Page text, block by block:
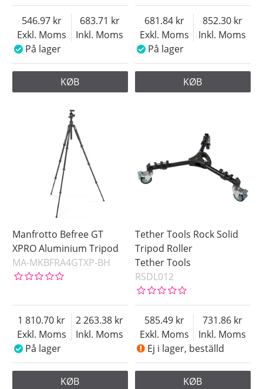
Exkl. Moms
546.97
Inkl. Moms
683.71
På lager
KØB
Exkl. Moms
681.84
Inkl. Moms
852.30
På lager
KØB
Manfrotto Befree GT
XPRO Aluminium Tripod
MA-MKBFRA4GTXP-BH
Exkl. Moms
1 810.70
Inkl. Moms
2 263.38
På lager
KØB
Tether Tools Rock Solid
Tripod Roller
Tether Tools
RSDL012
Exkl. Moms
585.49
Inkl. Moms
731.86
Ej i lager, beställd
KØB